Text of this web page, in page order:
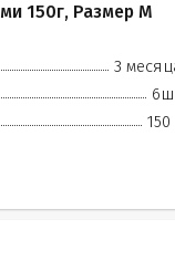
150г, Размер М
3
150